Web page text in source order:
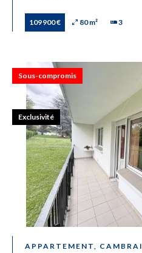
109 900 € 80 m² 3
APPARTEMENT, CAMBRAI
Sous-compromis
Exclusivité